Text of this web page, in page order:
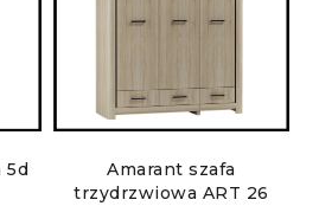
5d
Amarant szafa
trzydrzwiowa ART 26